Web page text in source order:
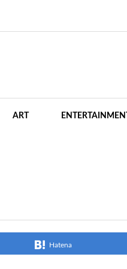
ART ENTERTAINMENT
Hatena